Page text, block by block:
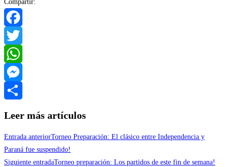
Compartir:
Facebook
Twitter
WhatsApp
Messenger
Leer más artículos
Entrada anteriorTorneo Preparación: El clásico entre Independencia y
Paraná fue suspendido!
Siguiente entradaTorneo preparación: Los partidos de este fin de semana!